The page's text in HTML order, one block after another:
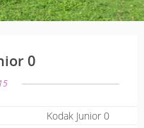
0
Kodak Junior 0